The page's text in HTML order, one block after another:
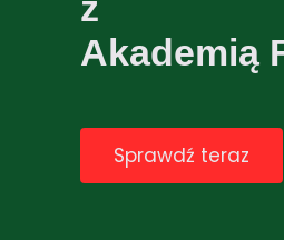
Akademią
Sprawdź teraz